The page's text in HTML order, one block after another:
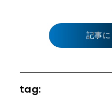
記事
tag: